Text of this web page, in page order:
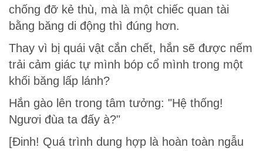
chống đỡ kẻ thù, mà là một chiếc quan tài
bằng băng di động thì đúng hơn.
Thay vì bị quái vật cắn chết, hắn sẽ được nếm
trải cảm giác tự mình bóp cổ mình trong một
khối băng lấp lánh?
Hắn gào lên trong tâm tưởng: "Hệ thống!
Ngươi đùa ta đấy à?"
[Đinh! Quá trình dung hợp là hoàn toàn ngẫu